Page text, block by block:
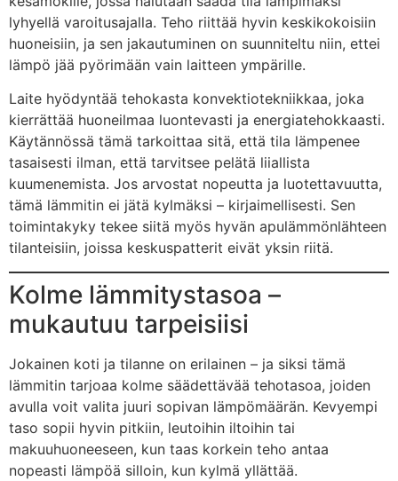
lyhyellä varoitusajalla. Teho riittää hyvin keskikokoisiin
huoneisiin, ja sen jakautuminen on suunniteltu niin, ettei
lämpö jää pyörimään vain laitteen ympärille.
Laite hyödyntää tehokasta konvektiotekniikkaa, joka
kierrättää huoneilmaa luontevasti ja energiatehokkaasti.
Käytännössä tämä tarkoittaa sitä, että tila lämpenee
tasaisesti ilman, että tarvitsee pelätä liiallista
kuumenemista. Jos arvostat nopeutta ja luotettavuutta,
tämä lämmitin ei jätä kylmäksi – kirjaimellisesti. Sen
toimintakyky tekee siitä myös hyvän apulämmönlähteen
tilanteisiin, joissa keskuspatterit eivät yksin riitä.
Kolme lämmitystasoa –
mukautuu tarpeisiisi
Jokainen koti ja tilanne on erilainen – ja siksi tämä
lämmitin tarjoaa kolme säädettävää tehotasoa, joiden
avulla voit valita juuri sopivan lämpömäärän. Kevyempi
taso sopii hyvin pitkiin, leutoihin iltoihin tai
makuuhuoneeseen, kun taas korkein teho antaa
nopeasti lämpöä silloin, kun kylmä yllättää.